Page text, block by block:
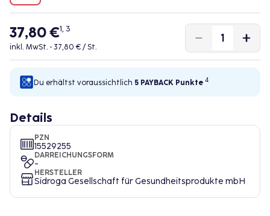
37,80 €1, 3
inkl. MwSt. • 37,80 € / St.
Du erhältst voraussichtlich 5 PAYBACK Punkte 4
Details
PZN
15529255
DARREICHUNGSFORM
-
HERSTELLER
Sidroga Gesellschaft für Gesundheitsprodukte mbH